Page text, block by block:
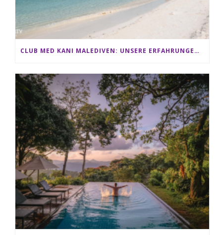
CLUB MED KANI MALEDIVEN: UNSERE ERFAHRUNGEN IM ALL-INCLUSIVE PARADIES